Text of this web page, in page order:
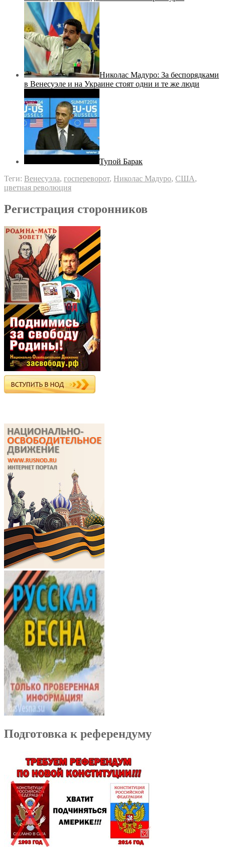
Николас Мадуро: За беспорядками
в Венесуэле и на Украине стоят одни и те же люди
Тупой Барак
Теги: Венесуэла, госпереворот, Николас Мадуро, США,
цветная революция
Регистрация сторонников
Подготовка к референдуму